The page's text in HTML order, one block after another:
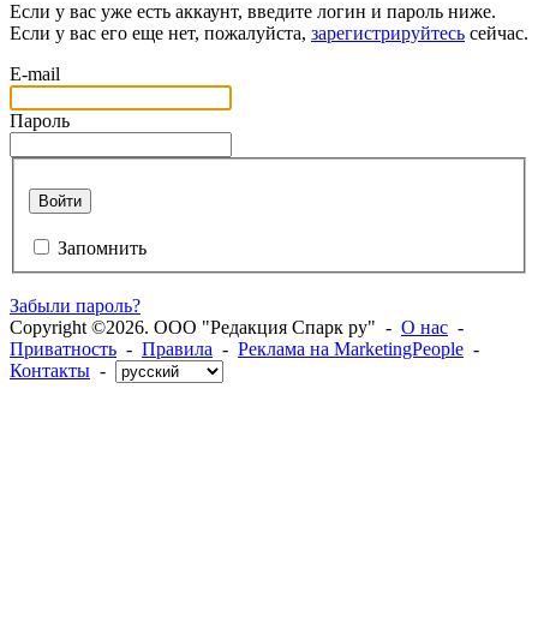
Если у вас уже есть аккаунт, введите логин и пароль ниже.
Если у вас его еще нет, пожалуйста, зарегистрируйтесь сейчас.
E-mail
Пароль
Войти
Запомнить
Забыли пароль?
Copyright ©2026. ООО "Редакция Спарк ру" - О нас -
Приватность - Правила - Реклама на MarketingPeople -
Контакты -